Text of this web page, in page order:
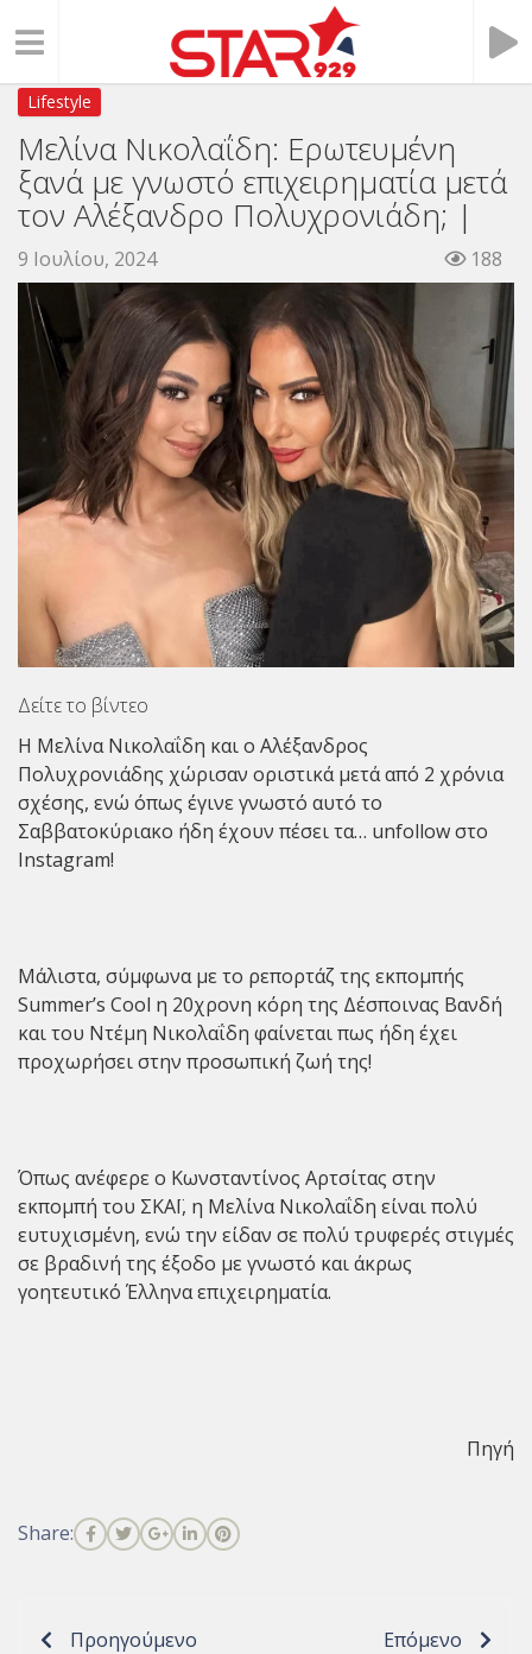
Lifestyle
Μελίνα Νικολαΐδη: Ερωτευμένη
ξανά με γνωστό επιχειρηματία μετά
τον Αλέξανδρο Πολυχρονιάδη; |
9 Ιουλίου, 2024 188
Δείτε το βίντεο
Η Μελίνα Νικολαΐδη και ο Αλέξανδρος
Πολυχρονιάδης χώρισαν οριστικά μετά από 2 χρόνια
σχέσης, ενώ όπως έγινε γνωστό αυτό το
Σαββατοκύριακο ήδη έχουν πέσει τα… unfollow στο
Instagram!
Μάλιστα, σύμφωνα με το ρεπορτάζ της εκπομπής
Summer’s Cool η 20χρονη κόρη της Δέσποινας Βανδή
και του Ντέμη Νικολαΐδη φαίνεται πως ήδη έχει
προχωρήσει στην προσωπική ζωή της!
Όπως ανέφερε ο Κωνσταντίνος Αρτσίτας στην
εκπομπή του ΣΚΑΪ, η Μελίνα Νικολαΐδη είναι πολύ
ευτυχισμένη, ενώ την είδαν σε πολύ τρυφερές στιγμές
σε βραδινή της έξοδο με γνωστό και άκρως
γοητευτικό Έλληνα επιχειρηματία.
Πηγή
Share:
Προηγούμενο Επόμενο